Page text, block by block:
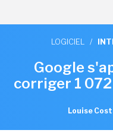
LOGICIEL /
Google
corriger 1
Louise